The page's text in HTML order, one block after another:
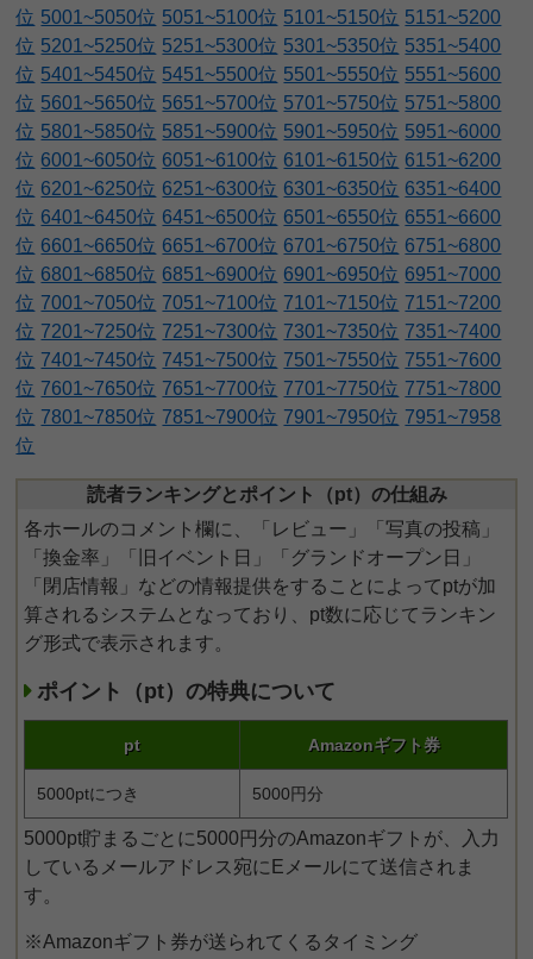
位 5001~5050位 5051~5100位 5101~5150位 5151~5200
位 5201~5250位 5251~5300位 5301~5350位 5351~5400
位 5401~5450位 5451~5500位 5501~5550位 5551~5600
位 5601~5650位 5651~5700位 5701~5750位 5751~5800
位 5801~5850位 5851~5900位 5901~5950位 5951~6000
位 6001~6050位 6051~6100位 6101~6150位 6151~6200
位 6201~6250位 6251~6300位 6301~6350位 6351~6400
位 6401~6450位 6451~6500位 6501~6550位 6551~6600
位 6601~6650位 6651~6700位 6701~6750位 6751~6800
位 6801~6850位 6851~6900位 6901~6950位 6951~7000
位 7001~7050位 7051~7100位 7101~7150位 7151~7200
位 7201~7250位 7251~7300位 7301~7350位 7351~7400
位 7401~7450位 7451~7500位 7501~7550位 7551~7600
位 7601~7650位 7651~7700位 7701~7750位 7751~7800
位 7801~7850位 7851~7900位 7901~7950位 7951~7958
位
読者ランキングとポイント（pt）の仕組み
各ホールのコメント欄に、「レビュー」「写真の投稿」
「換金率」「旧イベント日」「グランドオープン日」
「閉店情報」などの情報提供をすることによってptが加
算されるシステムとなっており、pt数に応じてランキン
グ形式で表示されます。
ポイント（pt）の特典について
pt Amazonギフト券
5000ptにつき 5000円分
5000pt貯まるごとに5000円分のAmazonギフトが、入力
しているメールアドレス宛にEメールにて送信されま
す。
※Amazonギフト券が送られてくるタイミング